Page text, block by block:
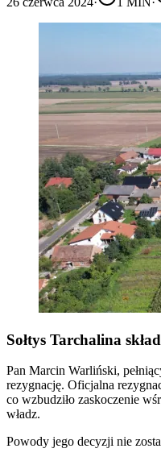
Sołtys Tarchalina
Pan Marcin Warliński,
rezygnację. Oficjalna
co wzbudziło zaskoczenie
władz.
Powody jego decyzji nie